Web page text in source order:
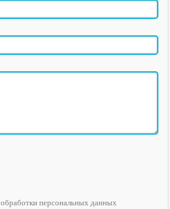
обработки персональных данных